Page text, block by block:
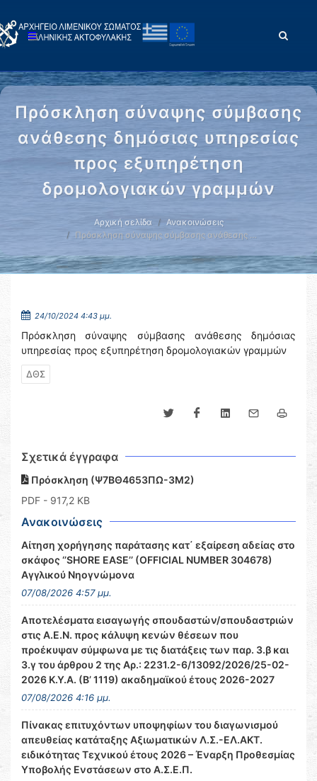
Πρόσκληση σύναψης σύμβασης
ανάθεσης δημόσιας υπηρεσίας
προς εξυπηρέτηση
δρομολογιακών γραμμών
Αρχική σελίδα
Ανακοινώσεις
Πρόσκληση σύναψης σύμβασης ανάθεσης …
24/10/2024 4:43 μμ.
Πρόσκληση σύναψης σύμβασης ανάθεσης δημόσιας
υπηρεσίας προς εξυπηρέτηση δρομολογιακών γραμμών
ΔΘΣ
Σχετικά έγγραφα
Πρόσκληση (Ψ7ΒΘ4653ΠΩ-3Μ2)
PDF - 917,2 KB
Ανακοινώσεις
Αίτηση χορήγησης παράτασης κατ΄ εξαίρεση αδείας στο
σκάφος ‘’SHORE EASE’’ (OFFICIAL NUMBER 304678)
Αγγλικού Νηογνώμονα
07/08/2026 4:57 μμ.
Αποτελέσματα εισαγωγής σπουδαστών/σπουδαστριών
στις Α.Ε.Ν. προς κάλυψη κενών θέσεων που
προέκυψαν σύμφωνα με τις διατάξεις των παρ. 3.β και
3.γ του άρθρου 2 της Αρ.: 2231.2-6/13092/2026/25-02-
2026 Κ.Υ.Α. (Β’ 1119) ακαδημαϊκού έτους 2026-2027
07/08/2026 4:16 μμ.
Πίνακας επιτυχόντων υποψηφίων του διαγωνισμού
απευθείας κατάταξης Αξιωματικών Λ.Σ.-ΕΛ.ΑΚΤ.
ειδικότητας Τεχνικού έτους 2026 – Έναρξη Προθεσμίας
Υποβολής Ενστάσεων στο Α.Σ.Ε.Π.